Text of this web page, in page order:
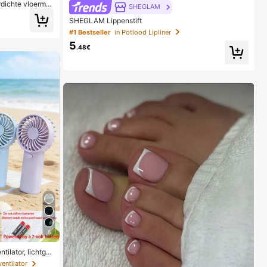
vloermat
bak, duurz
5
lichtge
reizen en k
SHEGLAM
SHEGLAM Lippenstift
#1 Bestseller in Potlood Lipliner
5.48€